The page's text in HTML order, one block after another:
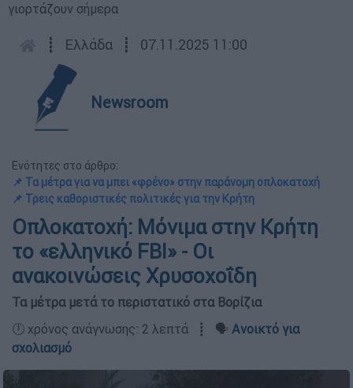
γιορτάζουν σήμερα
┋ Ελλάδα ┋ 07.11.2025 11:00
Newsroom
Ενότητες στο άρθρο:
📌 Τα μέτρα για να μπει «φρένο» στην παράνομη οπλοκατοχή
📌 Τρεις καθοριστικές πολιτικές για την Κρήτη
Οπλοκατοχή: Μόνιμα στην Κρήτη
το «ελληνικό FBI» - Οι
ανακοινώσεις Χρυσοχοΐδη
Τα μέτρα μετά το περιστατικό στα Βορίζια
🕛 χρόνος ανάγνωσης: 2 λεπτά ┋ 🗣️ Ανοικτό για
σχολιασμό